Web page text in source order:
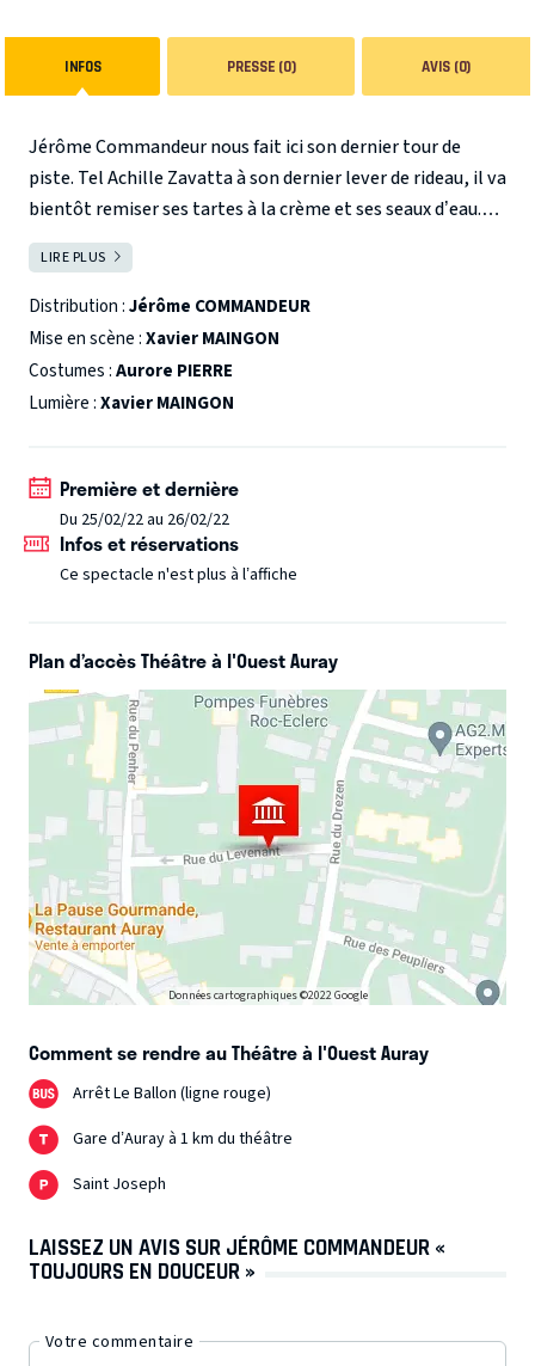
INFOS PRESSE (0) AVIS (0)
Jérôme Commandeur nous fait ici son dernier tour de
piste. Tel Achille Zavatta à son dernier lever de rideau, il va
bientôt remiser ses tartes à la crème et ses seaux d’eau.
Mais avant cela, ce vieux chameau de Jérôme a encore
quelques biscuits sous le pied. Prenez vos places pour
pouvoir dire dans 20 ans « Moi aussi, j’y étais ».
LIRE PLUS
Distribution :Jérôme COMMANDEUR
Mise en scène :Xavier MAINGON
Costumes :Aurore PIERRE
Lumière :Xavier MAINGON
Première et dernière
Du 25/02/22 au 26/02/22
Infos et réservations
Ce spectacle n'est plus à l’affiche
Plan d’accès Théâtre à l'Ouest Auray
Données cartographiques ©2022 Google
Comment se rendre au Théâtre à l'Ouest Auray
Arrêt Le Ballon (ligne rouge)
Gare d’Auray à 1 km du théâtre
Saint Joseph
LAISSEZ UN AVIS SUR JÉRÔME COMMANDEUR «
TOUJOURS EN DOUCEUR »
Votre commentaire